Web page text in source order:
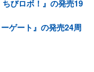
ちびロボ！』の発売19
ゲート』の発売24周